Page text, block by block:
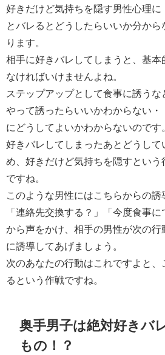
好きだけど気持ちを隠す男性心理に
とバレるとどうしたらいいか分か
ります。
相手に好きバレしてしまうと、基本
なければいけませんよね。
ステップアップとして食事に誘うな
やって誘ったらいいかわからない・
にどうしてよいかわからないのです
好きバレしてしまったあとどうして
め、好きだけど気持ちを隠すという
ですね。
このような男性にはこちらからの誘
「連絡先交換する？」「今度食事
から声をかけ、相手の男性が次の行
に誘導してあげましょう。
次のあなたの行動はこれですよと
るという作戦ですね。
奥手男子は絶対好きバ
もの！？